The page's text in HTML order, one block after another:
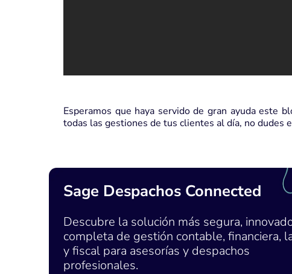
Esperamos que haya servido de gran ayuda este
todas las gestiones de tus clientes al día, no dudes
Sage Despachos Connected
Descubre la solución más segura,
completa de gestión contable, financiera,
y fiscal para asesorías y despachos
profesionales.